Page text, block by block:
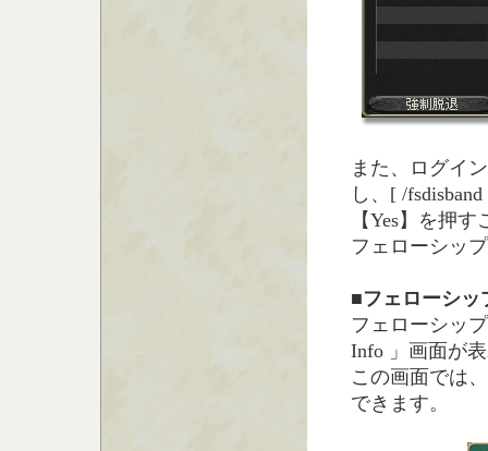
また、ログイ
し、[ /
【Yes】を押
フェローシッ
■フェローシッ
フェローシッ
Info 」画面が
この画面では
できます。